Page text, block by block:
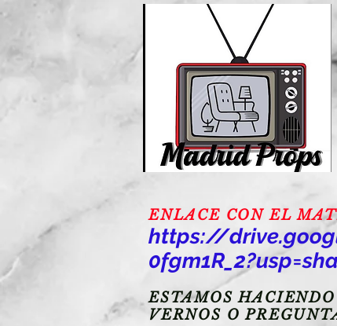
ENLACE CON EL
https://
ESTAMOS
VERNOS O